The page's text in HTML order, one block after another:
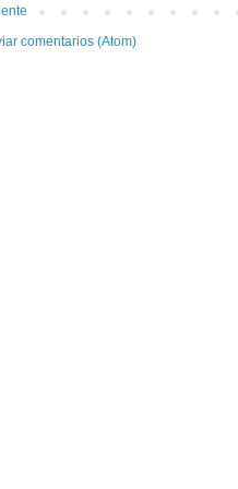
comentarios (Atom)